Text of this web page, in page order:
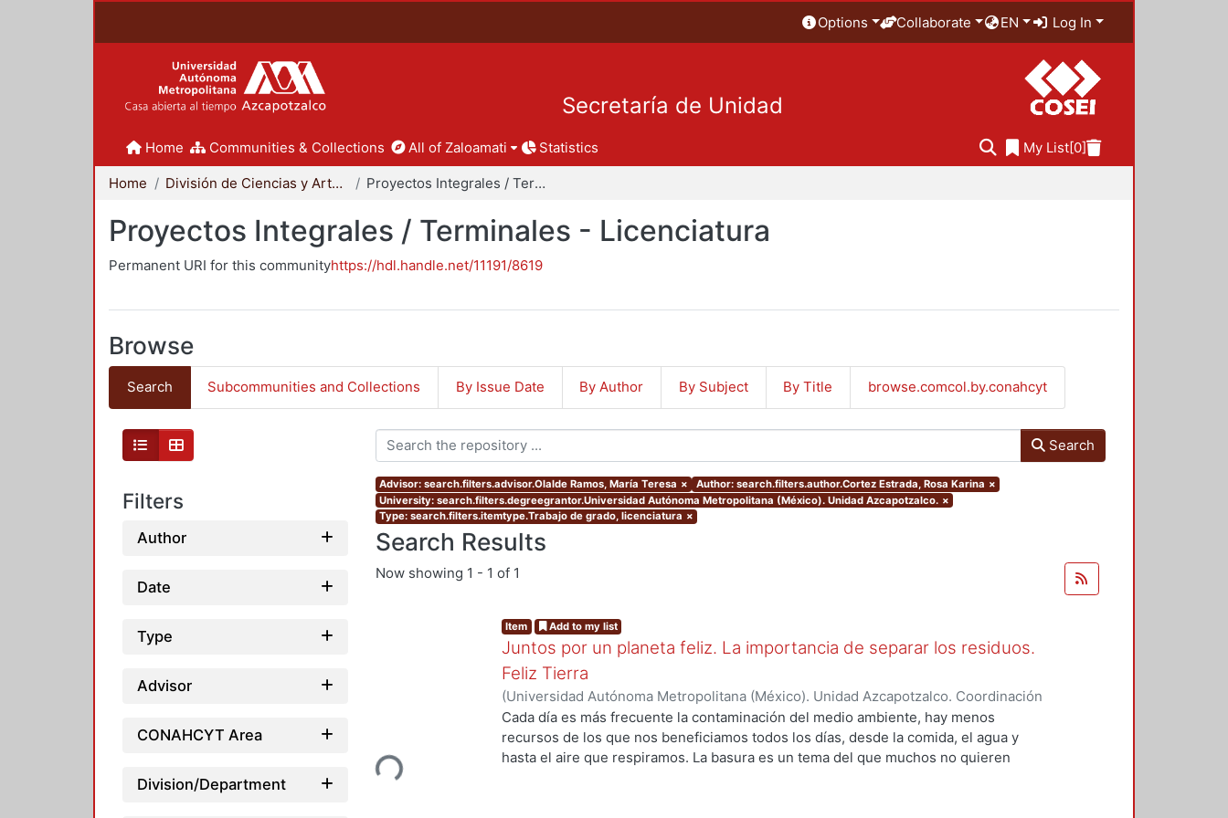
Options Collaborate EN Log In
Secretaría de Unidad
Home Communities & Collections All of Zaloamati Statistics My List[0]
Home División de Ciencias y Artes para el Diseño Proyectos Integrales / Terminales - Licenciatura
Proyectos Integrales / Terminales - Licenciatura
Permanent URI for this communityhttps://hdl.handle.net/11191/8619
Browse
Search Subcommunities and Collections By Issue Date By Author By Subject By Title browse.comcol.by.conahcyt
Filters
Author
Date
Type
Advisor
CONAHCYT Area
Division/Department
Search
Advisor: search.filters.advisor.Olalde Ramos, María Teresa × Author: search.filters.author.Cortez Estrada, Rosa Karina ×
University: search.filters.degreegrantor.Universidad Autónoma Metropolitana (México). Unidad Azcapotzalco. ×
Type: search.filters.itemtype.Trabajo de grado, licenciatura ×
Search Results
Now showing 1 - 1 of 1
Loading...
Item Add to my list
Juntos por un planeta feliz. La importancia de separar los residuos.
Feliz Tierra
(Universidad Autónoma Metropolitana (México). Unidad Azcapotzalco. Coordinación
de Servicios de Información.,2020)Cortez Estrada, Rosa Karina
Cada día es más frecuente la contaminación del medio ambiente, hay menos
recursos de los que nos beneficiamos todos los días, desde la comida, el agua y
hasta el aire que respiramos. La basura es un tema del que muchos no quieren